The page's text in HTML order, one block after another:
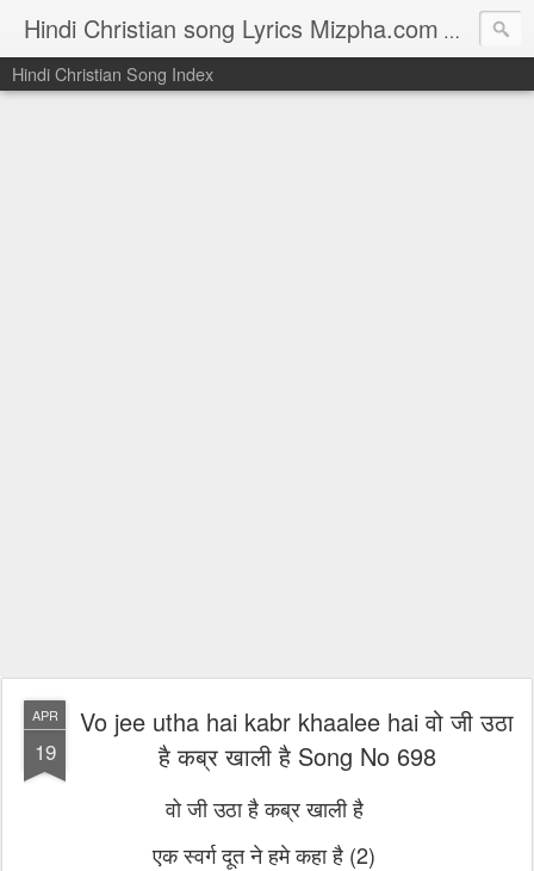
Hindi Christian song Lyrics Mizpha.com Hindi
Hindi Christian Song Index
APR
19
Vo jee utha hai kabr khaalee hai वो जी उठा
है कब्र खाली है Song No 698
वो जी उठा है कब्र खाली है
एक स्वर्ग दूत ने हमे कहा है (2)